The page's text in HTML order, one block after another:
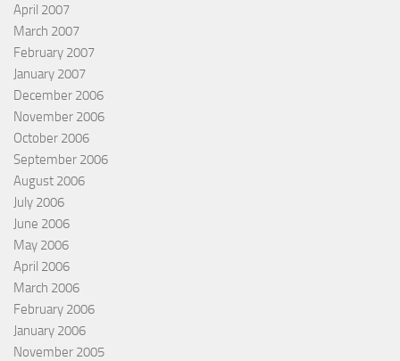
April 2007
March 2007
February 2007
January 2007
December 2006
November 2006
October 2006
September 2006
August 2006
July 2006
June 2006
May 2006
April 2006
March 2006
February 2006
January 2006
November 2005